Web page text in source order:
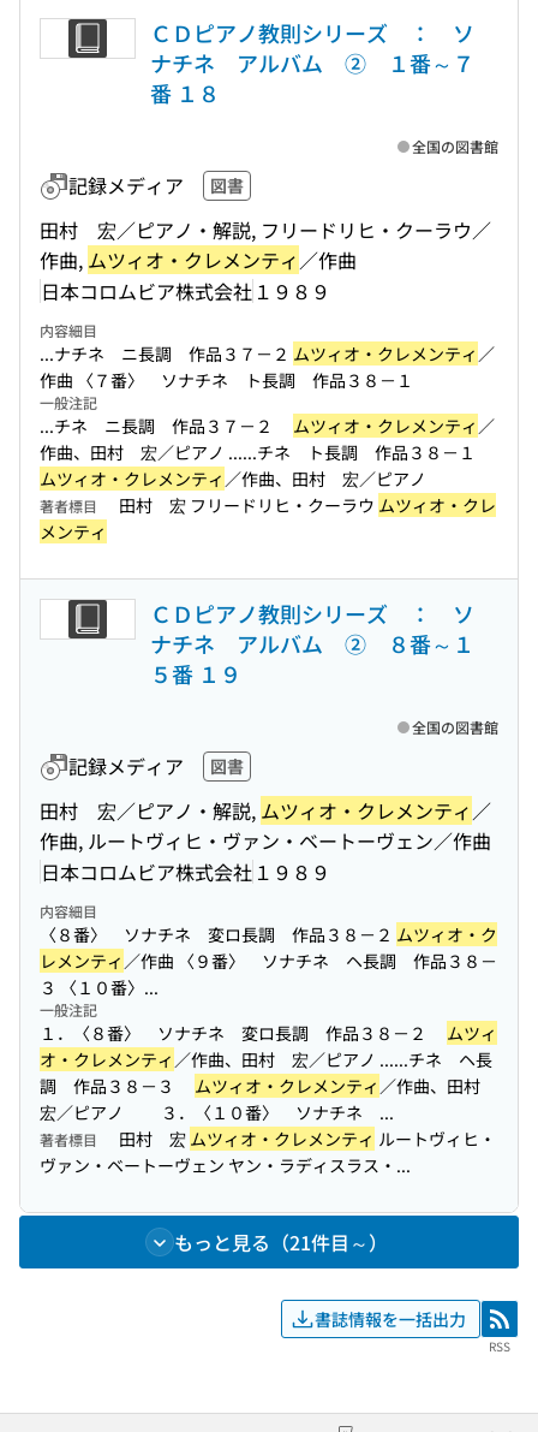
ＣＤピアノ教則シリーズ ： ソ
ナチネ アルバム ② １番～７
番 １８
記録メディア 図書
田村 宏／ピアノ・解説, フリードリヒ・クーラウ／
作曲, ムツィオ・クレメンティ／作曲
日本コロムビア株式会社 １９８９
全国の図書館
内容細目
...ナチネ ニ長調 作品３７－２ ムツィオ・クレメンティ ／
作曲 〈７番〉 ソナチネ ト長調 作品３８－１
一般注記
...チネ ニ長調 作品３７－２ ムツィオ・クレメンティ ／
作曲、田村 宏／ピアノ ......チネ ト長調 作品３８－１
ムツィオ・クレメンティ ／作曲、田村 宏／ピアノ
著者標目 田村 宏 フリードリヒ・クーラウ ムツィオ・クレ
メンティ
ＣＤピアノ教則シリーズ ： ソ
ナチネ アルバム ② ８番～１
５番 １９
記録メディア 図書
田村 宏／ピアノ・解説, ムツィオ・クレメンティ／
作曲, ルートヴィヒ・ヴァン・ベートーヴェン／作曲
日本コロムビア株式会社 １９８９
全国の図書館
内容細目
〈８番〉 ソナチネ 変ロ長調 作品３８－２ ムツィオ・ク
レメンティ ／作曲 〈９番〉 ソナチネ ヘ長調 作品３８－
３ 〈１０番〉...
一般注記
１．〈８番〉 ソナチネ 変ロ長調 作品３８－２ ムツィ
オ・クレメンティ ／作曲、田村 宏／ピアノ ......チネ ヘ長
調 作品３８－３ ムツィオ・クレメンティ ／作曲、田村
宏／ピアノ ３．〈１０番〉 ソナチネ ...
著者標目 田村 宏 ムツィオ・クレメンティ ルートヴィヒ・
ヴァン・ベートーヴェン ヤン・ラディスラス・...
もっと見る（21件目～）
書誌情報を一括出力 RSS
RSS